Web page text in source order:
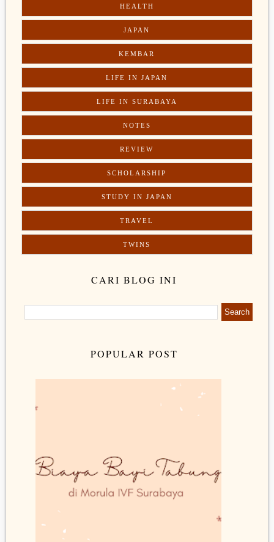
HEALTH
JAPAN
KEMBAR
LIFE IN JAPAN
LIFE IN SURABAYA
NOTES
REVIEW
SCHOLARSHIP
STUDY IN JAPAN
TRAVEL
TWINS
CARI BLOG INI
POPULAR POST